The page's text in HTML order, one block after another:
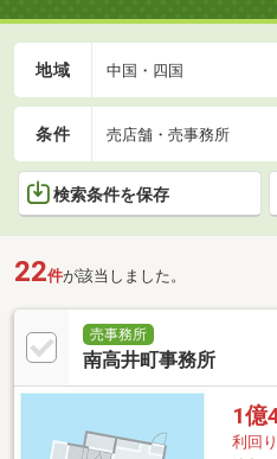
地域 中国・四国
条件 売店舗・売事務所
検索条件を保存
22件が該当しました。
売事務所
南高井町事務所
1億
利回り